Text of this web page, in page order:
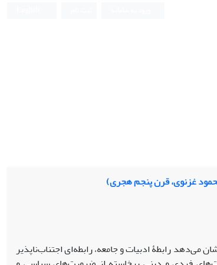
غزنوی، قرن پنجم هجری)
رابطۀ ادبیات و جامعه، رابطه‌‌‌‌ای اجتناب‌‌ناپذیر